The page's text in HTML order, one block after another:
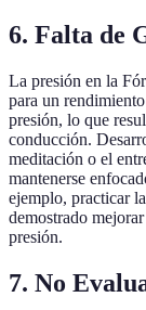
6. Falta de
La presión en la
para un
presión, lo que
conducción.
meditación o el
mantenerse
ejemplo, practicar
demostrado
presión.
7. No